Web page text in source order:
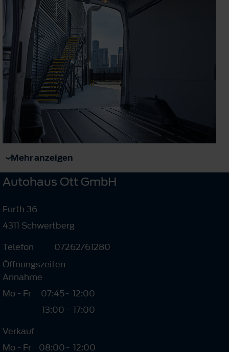
Mehr anzeigen
Autohaus Ott GmbH
Furth 36
4311 Schwertberg
Telefon
07262/61280
Öffnungszeiten
Annahme
Mo - Fr
07:45
13:00
-
-
12:00
17:00
Verkauf
Mo - Fr
08:00- 12:00